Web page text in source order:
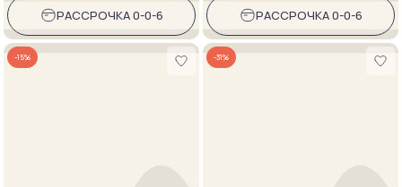
РАССРОЧКА 0-0-6 РАССРОЧКА 0-0-6
-15% -31%